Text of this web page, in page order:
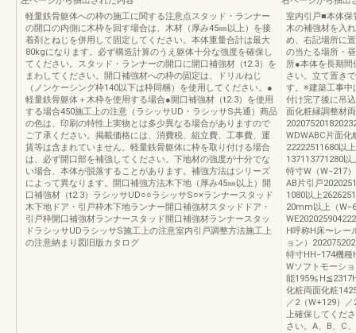
軽量鉄骨躯体への枠の施工に関する注意点スタッド・ランナー
の開口の内側に木枠を回す場合は、木材（厚み45㎜以上）を接
着剤とねじを併用して固定してください。本体重量合計は最大
80kgになります。必ず構造計算のうえ躯体十分な強度を確保し
てください。スタッド・ランナーの開口に開口補強材（t2.3）を
まわしてください。開口補強材への枠の固定は、ドリルねじ
（ノンケーシング枠140以下は枠同梱）を使用してください。●
軽量鉄骨躯体＋木枠を使用する場合●開口補強材（t2.3）を使用
する場合450施工上の注意（ラシッサUD・ラシッサS共通）商品
の色は、印刷の特性上実物とは多少異なる場合がありますので
ご了承ください。掲載価格には、消費税、組立費、工事費、運
賃等は含まれていません。軽量鉄骨躯体に枠を取り付ける場合
は、必ず開口部を補強してください。下地材の強度が十分でな
い場合、本体が脱落することがあります。補強方法はシリーズ
によって異なります。開口補強方法木下地（厚み45㎜以上）開
口補強材（t2.3）ラシッサUD○○ラシッサS○×ランナースタッド
木下地ドア・引戸枠木下地ランナー開口補強材スタッドドア・
引戸枠開口補強材ランナースタッド開口補強材ランナースタッ
ドラシッサUDラシッサS施工上の注意室内引戸調整方法施工上
の注意納まり図旧版カタログ
室内引戸■本体保
木の補強材を入
め、右記場所に
の当たる場所・
所●本体を長期間
さい。立て置き
す。※建築工事中
付け完了後に吊
面化粧縁調整材
WDWABC片面化
22222511680以
137113771280以
特寸W（W−217
AB片引戸
1080以上
20mm以上（
H呼称H床〜レー
ョン）
特寸HH−174機
Wソフトモーシ
能
化粧両面化粧
／2（W+129）
上確保してくだ
さい。A、B、C